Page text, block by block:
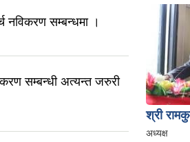
नविकरण सम्बन्धमा ।
सम्बन्धी अत्यन्त जरुरी
श्री
अध्यक्ष